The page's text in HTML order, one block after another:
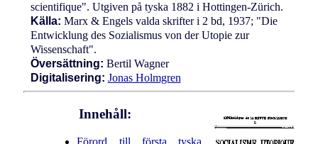
scientifique". Utgiven på tyska 1882 i Hottingen-Zürich.
Källa: Marx & Engels valda skrifter i 2 bd, 1937; "Die
Entwicklung des Sozialismus von der Utopie zur
Wissenschaft".
Översättning: Bertil Wagner
Digitalisering: Jonas Holmgren
Innehåll: